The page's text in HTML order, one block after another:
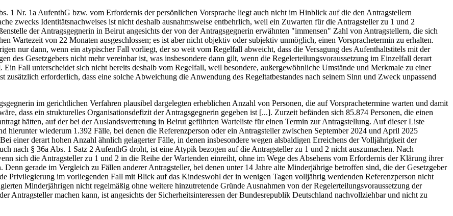
1 Nr. 1a AufenthG bzw. vom Erfordernis der persönlichen Vorsprache liegt auch nicht im Hinblick auf die den Antragstellern
zwecks Identitätsnachweises ist nicht deshalb ausnahmsweise entbehrlich, weil ein Zuwarten für die Antragsteller zu 1 und 2
der Antragsgegnerin in Beirut angesichts der von der Antragsgegnerin erwähnten "immensen" Zahl von Antragstellern, die sich
Wartezeit von 22 Monaten ausgeschlossen; es ist aber nicht objektiv oder subjektiv unmöglich, einen Vorsprachetermin zu erhalten.
nur dann, wenn ein atypischer Fall vorliegt, der so weit vom Regelfall abweicht, dass die Versagung des Aufenthaltstitels mit der
des Gesetzgebers nicht mehr vereinbar ist, was insbesondere dann gilt, wenn die Regelerteilungsvoraussetzung im Einzelfall derart
Fall unterscheidet sich nicht bereits deshalb vom Regelfall, weil besondere, außergewöhnliche Umstände und Merkmale zu einer
erforderlich, dass eine solche Abweichung die Anwendung des Regeltatbestandes nach seinem Sinn und Zweck unpassend
im gerichtlichen Verfahren plausibel dargelegten erheblichen Anzahl von Personen, die auf Vorsprachetermine warten und damit
dass ein strukturelles Organisationsdefizit der Antragsgegnerin gegeben ist [...]. Zurzeit befänden sich 85.874 Personen, die einen
hätten, auf der bei der Auslandsvertretung in Beirut geführten Warteliste für einen Termin zur Antragstellung. Auf dieser Liste
hierunter wiederum 1.392 Fälle, bei denen die Referenzperson oder ein Antragsteller zwischen September 2024 und April 2025
einer derart hohen Anzahl ähnlich gelagerter Fälle, in denen insbesondere wegen alsbaldigen Erreichens der Volljährigkeit der
nach § 36a Abs. 1 Satz 2 AufenthG droht, ist eine Atypik bezogen auf die Antragsteller zu 1 und 2 nicht auszumachen. Nach
sich die Antragsteller zu 1 und 2 in die Reihe der Wartenden einreiht, ohne im Wege des Absehens vom Erfordernis der Klärung ihrer
gerade im Vergleich zu Fällen anderer Antragsteller, bei denen unter 14 Jahre alte Minderjährige betroffen sind, die der Gesetzgeber
Privilegierung im vorliegenden Fall mit Blick auf das Kindeswohl der in wenigen Tagen volljährig werdenden Referenzperson nicht
Minderjährigen nicht regelmäßig ohne weitere hinzutretende Gründe Ausnahmen von der Regelerteilungsvoraussetzung der
Antragsteller machen kann, ist angesichts der Sicherheitsinteressen der Bundesrepublik Deutschland nachvollziehbar und nicht zu